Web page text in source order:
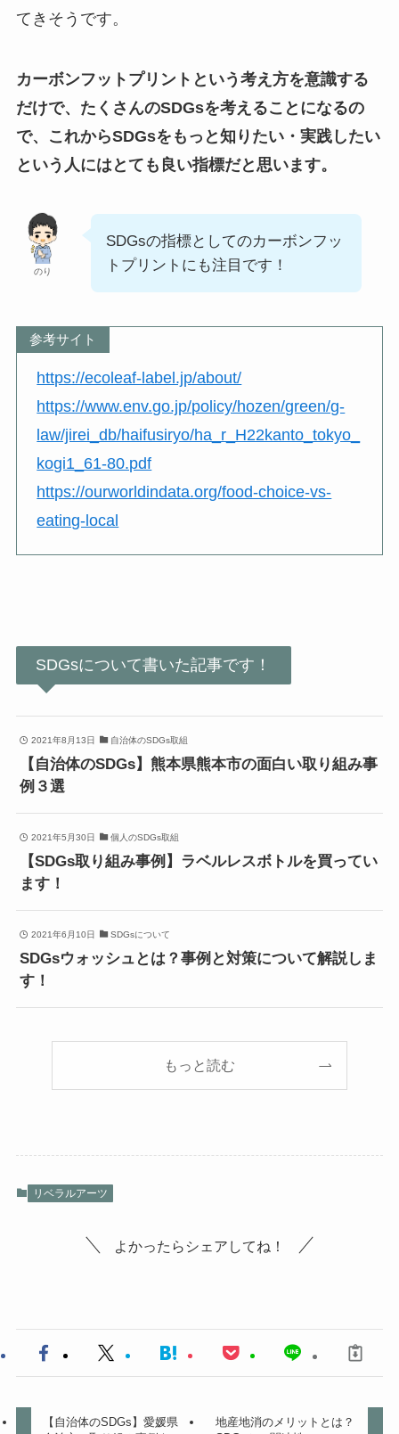
てきそうです。
カーボンフットプリントという考え方を意識する
だけで、たくさんのSDGsを考えることになるの
で、これからSDGsをもっと知りたい・実践したい
という人にはとても良い指標だと思います。
のり
SDGsの指標としてのカーボンフッ
トプリントにも注目です！
参考サイト
https://ecoleaf-label.jp/about/
https://www.env.go.jp/policy/hozen/green/g-
law/jirei_db/haifusiryo/ha_r_H22kanto_tokyo_
kogi1_61-80.pdf
https://ourworldindata.org/food-choice-vs-
eating-local
SDGsについて書いた記事です！
2021年8月13日 自治体のSDGs取組
【自治体のSDGs】熊本県熊本市の面白い取り組み事
例３選
2021年5月30日 個人のSDGs取組
【SDGs取り組み事例】ラベルレスボトルを買ってい
ます！
2021年6月10日 SDGsについて
SDGsウォッシュとは？事例と対策について解説しま
す！
もっと読む
リベラルアーツ
よかったらシェアしてね！
【自治体のSDGs】愛媛県
地産地消のメリットとは？